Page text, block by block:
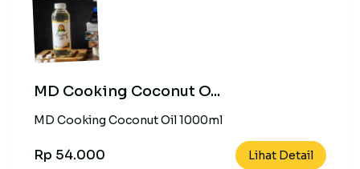
MD Cooking Coconut O...
MD Cooking Coconut Oil 1000ml
Rp 54.000 Lihat Detail